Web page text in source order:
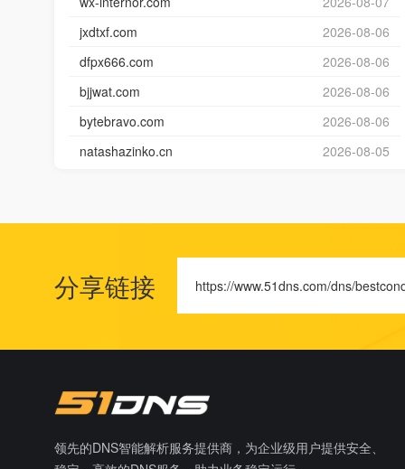
jxdtxf.com
2026-08-06
dfpx666.com
2026-08-06
bjjwat.com
2026-08-06
bytebravo.com
2026-08-06
natashazinko.cn
2026-08-05
分享链接 https://www.51dns.com/dns/
领先的DNS智能解析服务提供商，为企业级用户提供安全、